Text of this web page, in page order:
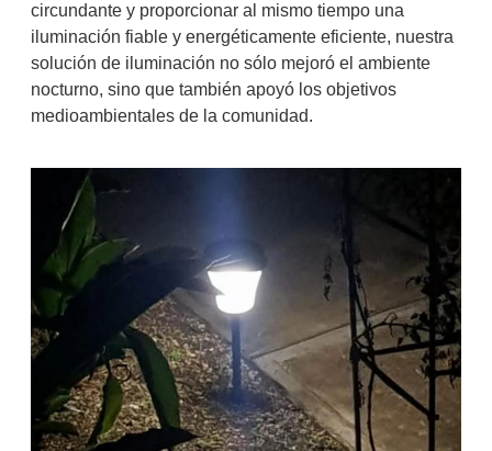
circundante y proporcionar al mismo tiempo una
iluminación fiable y energéticamente eficiente, nuestra
solución de iluminación no sólo mejoró el ambiente
nocturno, sino que también apoyó los objetivos
medioambientales de la comunidad.